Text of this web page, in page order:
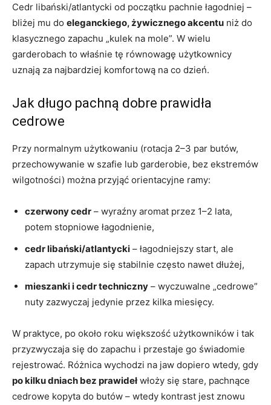
Cedr libański/atlantycki od początku pachnie łagodniej –
bliżej mu do eleganckiego, żywicznego akcentu niż do
klasycznego zapachu „kulek na mole”. W wielu
garderobach to właśnie tę równowagę użytkownicy
uznają za najbardziej komfortową na co dzień.
Jak długo pachną dobre prawidła
cedrowe
Przy normalnym użytkowaniu (rotacja 2–3 par butów,
przechowywanie w szafie lub garderobie, bez ekstremów
wilgotności) można przyjąć orientacyjne ramy:
czerwony cedr – wyraźny aromat przez 1–2 lata,
potem stopniowe łagodnienie,
cedr libański/atlantycki – łagodniejszy start, ale
zapach utrzymuje się stabilnie często nawet dłużej,
mieszanki i cedr techniczny – wyczuwalne „cedrowe”
nuty zazwyczaj jedynie przez kilka miesięcy.
W praktyce, po około roku większość użytkowników i tak
przyzwyczaja się do zapachu i przestaje go świadomie
rejestrować. Różnica wychodzi na jaw dopiero wtedy, gdy
po kilku dniach bez prawidełwłoży się stare, pachnące
cedrowe kopyta do butów – wtedy kontrast jest znowu